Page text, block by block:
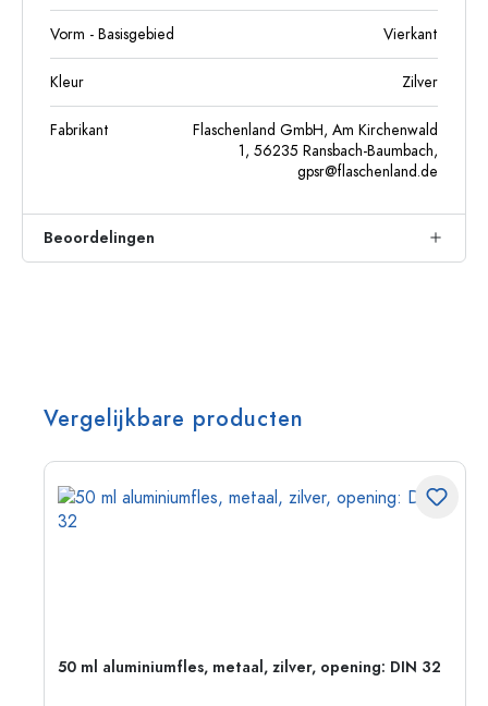
Vorm - Basisgebied Vierkant
Kleur Zilver
Fabrikant
Flaschenland GmbH, Am Kirchenwald
1, 56235 Ransbach-Baumbach,
gpsr@flaschenland.de
Beoordelingen
Vergelijkbare producten
50 ml aluminiumfles, metaal, zilver, opening: DIN 32